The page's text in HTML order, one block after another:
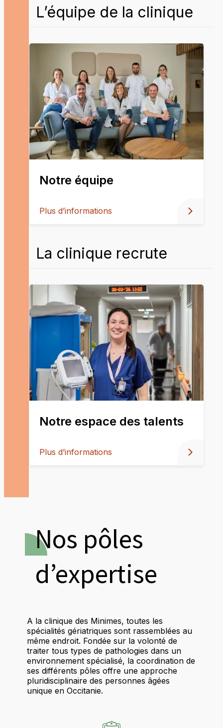
L’équipe de la clinique
Notre équipe
Plus d’informations
La clinique recrute
Notre espace des talents
Plus d’informations
Nos pôles
d’expertise
A la clinique des Minimes, toutes les
spécialités gériatriques sont rassemblées au
même endroit. Fondée sur la volonté de
traiter tous types de pathologies dans un
environnement spécialisé, la coordination de
ses différents pôles offre une approche
pluridisciplinaire des personnes âgées
unique en Occitanie.